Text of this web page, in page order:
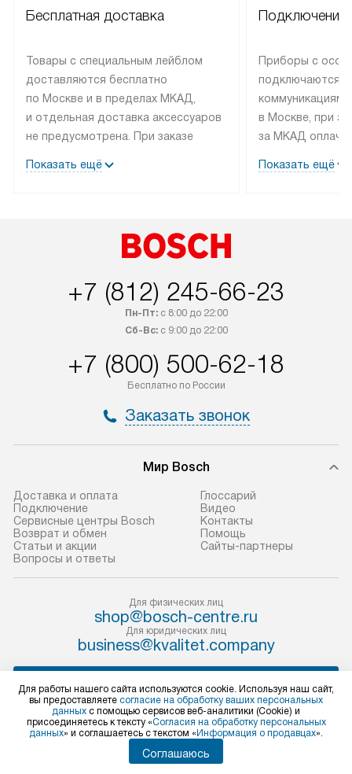
Бесплатная доставка
Товары с специальным лейблом
доставляются бесплатно
по Москве и в пределах МКАД,
и отдельная доставка аксессуаров
не предусмотрена. При заказе
рекомендуем обсудить
со статусом «В наличии» могут
быть отправлены покупателю
интересен товар «Под заказ»,
обсудите возможность его
приобретения с менеджером сайта.
доставляются бесплатно
по Москве в пределах МКАД,
не предусмотрена.
доставки доставит упакованный
прибор до двери или прихожей.
Если необходимо переместить
прибор до места установки,
пожалуйста, предварительно
уточните это с менеджером.
дополнительная плата. Важно
учитывать, что если размеры
прибора не позволяют ему пройти
демонтировать дверцы, ручки или
другие выступающие элементы, так
как это может привести к отказу
в гарантийном ремонте в будущем.
Показать ещё
Подключение
Приборы с
подключаются к
коммуникациям
в Москве, при
за МКАД
партнера
по монтажу
материалы.
от категории,
монтаж техники
на место с
подключение к
Показать ещё
+7 (812) 245-66-23
Пн-Пт:с 8:00 до 22:00
Сб-Вс:с 9:00 до 22:00
+7 (800) 500-62-18
Бесплатно по России
Заказать звонок
Мир Bosch
Доставка и оплата
Подключение
Сервисные центры Bosch
Возврат и обмен
Статьи и акции
Вопросы и ответы
Глоссарий
Видео
Контакты
Помощь
Сайты-партнеры
Для физических лиц
shop@bosch-centre.ru
Для юридических лиц
business@kvalitet.company
Политика конфиденциальности
Условия продажи
Карта сайта
Для работы нашего сайта используются cookie. Используя наш сайт,
вы предоставляете согласие на обработку ваших персональных
данных с помощью сервисов веб-аналитики (Cookie) и
присоединяетесь к тексту «Согласия на обработку персональных
данных» и соглашаетесь с текстом « Информация о продавцах».
Соглашаюсь